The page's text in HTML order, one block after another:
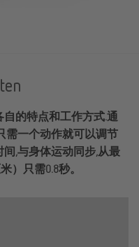
的特点和工作方式.通
需一个动作就可以调节
,与身体运动同步,从最
）只需0.8秒。